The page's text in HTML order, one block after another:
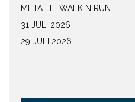
META FIT WALK N RUN
31 JULI 2026
29 JULI 2026